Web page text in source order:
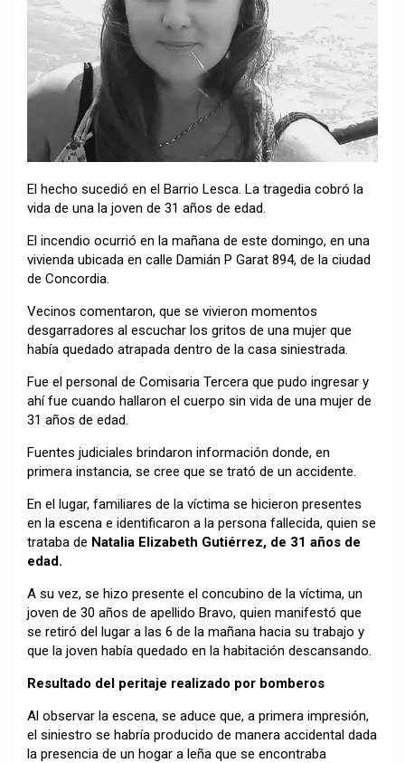
El hecho sucedió en el Barrio Lesca. La tragedia cobró la
vida de una la joven de 31 años de edad.
El incendio ocurrió en la mañana de este domingo, en una
vivienda ubicada en calle Damián P Garat 894, de la ciudad
de Concordia.
Vecinos comentaron, que se vivieron momentos
desgarradores al escuchar los gritos de una mujer que
había quedado atrapada dentro de la casa siniestrada.
Fue el personal de Comisaria Tercera que pudo ingresar y
ahí fue cuando hallaron el cuerpo sin vida de una mujer de
31 años de edad.
Fuentes judiciales brindaron información donde, en
primera instancia, se cree que se trató de un accidente.
En el lugar, familiares de la víctima se hicieron presentes
en la escena e identificaron a la persona fallecida, quien se
trataba de Natalia Elizabeth Gutiérrez, de 31 años de
edad.
A su vez, se hizo presente el concubino de la víctima, un
joven de 30 años de apellido Bravo, quien manifestó que
se retiró del lugar a las 6 de la mañana hacia su trabajo y
que la joven había quedado en la habitación descansando.
Resultado del peritaje realizado por bomberos
Al observar la escena, se aduce que, a primera impresión,
el siniestro se habría producido de manera accidental dada
la presencia de un hogar a leña que se encontraba